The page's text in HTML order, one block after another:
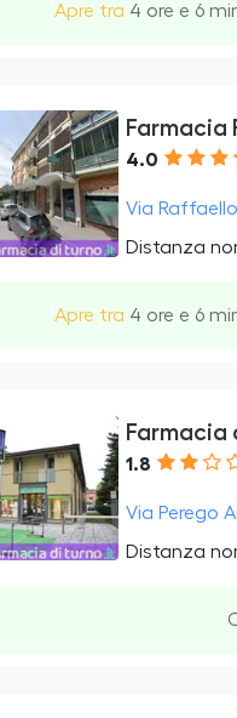
Apre tra 4 ore e 6
Farmacia
4.0
Via
Distanza
Apre tra 4 ore e 6
1.8
Via Perego
Distanza